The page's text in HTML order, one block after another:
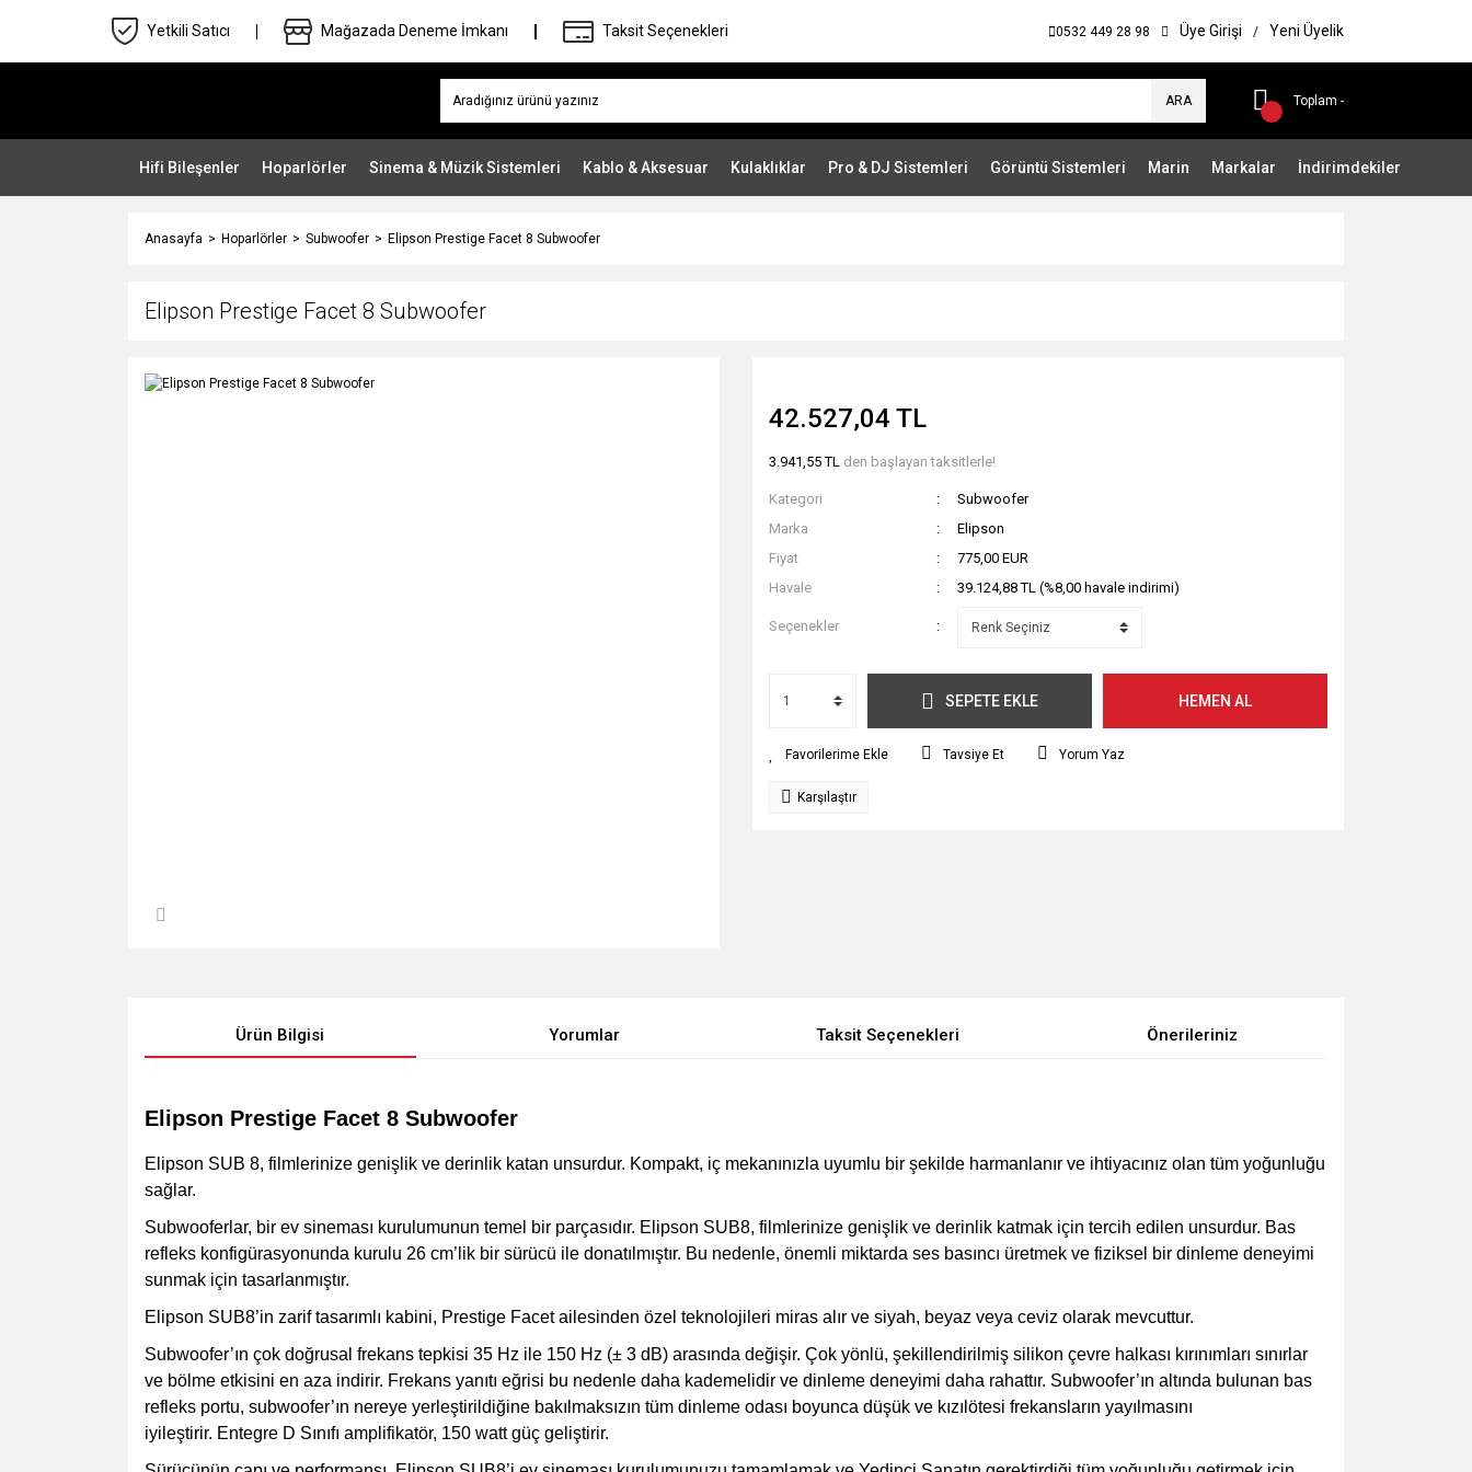
Yetkili Satıcı Mağazada Deneme İmkanı Taksit Seçenekleri 0532 449 28 98 Üye Girişi / Yeni Üyelik
ARA Toplam -
Hifi Bileşenler Hoparlörler Sinema & Müzik Sistemleri Kablo & Aksesuar Kulaklıklar Pro & DJ Sistemleri Görüntü Sistemleri Marin Markalar İndirimdekiler
Anasayfa Hoparlörler Subwoofer Elipson Prestige Facet 8 Subwoofer
Elipson Prestige Facet 8 Subwoofer
42.527,04 TL
3.941,55 TL den başlayan taksitlerle!
Kategori
Subwoofer
Marka
Elipson
Fiyat
775,00 EUR
Havale
39.124,88 TL (%8,00 havale indirimi)
Seçenekler
SEPETE EKLE HEMEN AL
Tavsiye Et Yorum Yaz
Karşılaştır
Ürün Bilgisi Yorumlar Taksit Seçenekleri Önerileriniz
Elipson Prestige Facet 8 Subwoofer
Elipson SUB 8, filmlerinize genişlik ve derinlik katan unsurdur. Kompakt, iç mekanınızla uyumlu bir şekilde harmanlanır ve ihtiyacınız olan tüm yoğunluğu
sağlar.
Subwooferlar, bir ev sineması kurulumunun temel bir parçasıdır. Elipson SUB8, filmlerinize genişlik ve derinlik katmak için tercih edilen unsurdur. Bas
refleks konfigürasyonunda kurulu 26 cm’lik bir sürücü ile donatılmıştır. Bu nedenle, önemli miktarda ses basıncı üretmek ve fiziksel bir dinleme deneyimi
sunmak için tasarlanmıştır.
Elipson SUB8’in zarif tasarımlı kabini, Prestige Facet ailesinden özel teknolojileri miras alır ve siyah, beyaz veya ceviz olarak mevcuttur.
Subwoofer’ın çok doğrusal frekans tepkisi 35 Hz ile 150 Hz (± 3 dB) arasında değişir. Çok yönlü, şekillendirilmiş silikon çevre halkası kırınımları sınırlar
ve bölme etkisini en aza indirir. Frekans yanıtı eğrisi bu nedenle daha kademelidir ve dinleme deneyimi daha rahattır. Subwoofer’ın altında bulunan bas
refleks portu, subwoofer’ın nereye yerleştirildiğine bakılmaksızın tüm dinleme odası boyunca düşük ve kızılötesi frekansların yayılmasını
iyileştirir. Entegre D Sınıfı amplifikatör, 150 watt güç geliştirir.